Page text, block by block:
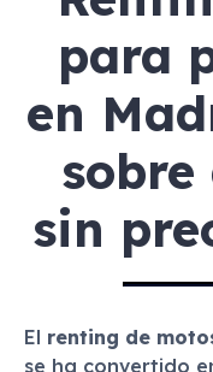
para
en
sobre
sin
El renting de
se ha convertido